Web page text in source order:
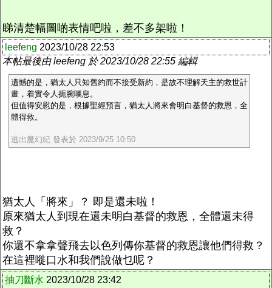
睇清楚幅圖啲表情吧啦，差不多架啦！
leefeng 2023/10/28 22:53
本帖最後由 leefeng 於 2023/10/28 22:55 編輯
遺憾的是，猶太人只知舊約而不接受新約，是故不理解天主的救世計
畫，着實令人扼腕嘆息。
但值得安慰的是，根據聖經預言，猶太人將來會明白基督的救恩，全
體得救。
逃出魔幻紀 發表於 2023/9/25 10:50
猶太人「將來」？ 即是還未啦！
原來猶太人到現在還未明白基督的救恩，全體還未得
救？
你還不拿拿聲飛去以色列傳你基督的救恩讓他們得救？
在這裡嘥口水和我們說做乜呢？
抽刀斷水 2023/10/28 23:42